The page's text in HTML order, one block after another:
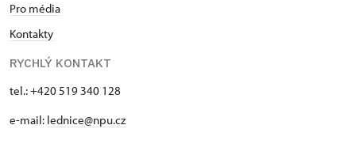
Pro média
Kontakty
RYCHLÝ KONTAKT
tel.: +420 519 340 128
e-mail: lednice@npu.cz